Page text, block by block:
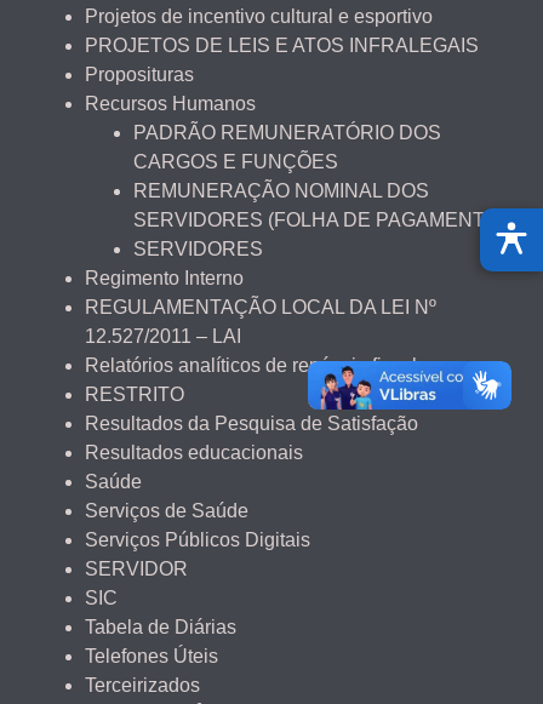
Projetos de incentivo cultural e esportivo
PROJETOS DE LEIS E ATOS INFRALEGAIS
Proposituras
Recursos Humanos
PADRÃO REMUNERATÓRIO DOS
CARGOS E FUNÇÕES
REMUNERAÇÃO NOMINAL DOS
SERVIDORES (FOLHA DE PAGAMENTO)
SERVIDORES
Regimento Interno
REGULAMENTAÇÃO LOCAL DA LEI Nº
12.527/2011 – LAI
Relatórios analíticos de renúncia fiscal
RESTRITO
Resultados da Pesquisa de Satisfação
Resultados educacionais
Saúde
Serviços de Saúde
Serviços Públicos Digitais
SERVIDOR
SIC
Tabela de Diárias
Telefones Úteis
Terceirizados